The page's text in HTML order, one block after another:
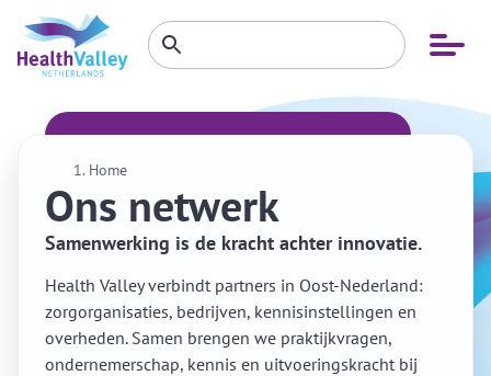
Open
menu
Zoeken
binnenZoeken
Home
Ons netwerk
Samenwerking is de kracht achter innovatie.
Health Valley verbindt partners in Oost-Nederland:
zorgorganisaties, bedrijven, kennisinstellingen en
overheden. Samen brengen we praktijkvragen,
ondernemerschap, kennis en uitvoeringskracht bij